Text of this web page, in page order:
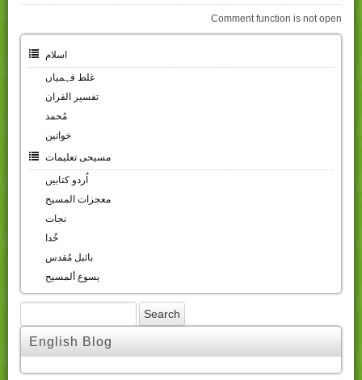
Comment function is not open
اسلام
غلط فہمیاں
تفسیر القران
مُحمد
خواتین
مسیحی تعلیمات
اُردو کتابیں
معجزات المسیح
نجات
خُدا
بائبل مُقدس
یسوع ألمسیح
English Blog